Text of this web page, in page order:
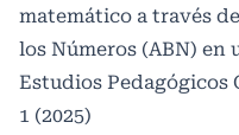
matemático a través
los Números (ABN) en
Estudios Pedagógicos
1 (2025)